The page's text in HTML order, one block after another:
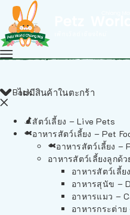
ไม่มีสินค้าในตะกร้า
Back
สัตว์เลี้ยง – Live Pets
อาหารสัตว์เลี้ยง – Pet
อาหารสัตว์เลี้ยง –
อาหารสัตว์เลี้ยงลูกด้
อาหารสัตว์เลี้ย
อาหารสุนัข –
อาหารแมว –
อาหารกระต่าย